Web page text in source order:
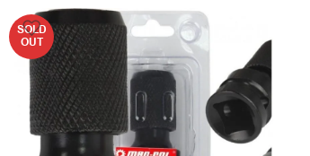
SOLD
OUT